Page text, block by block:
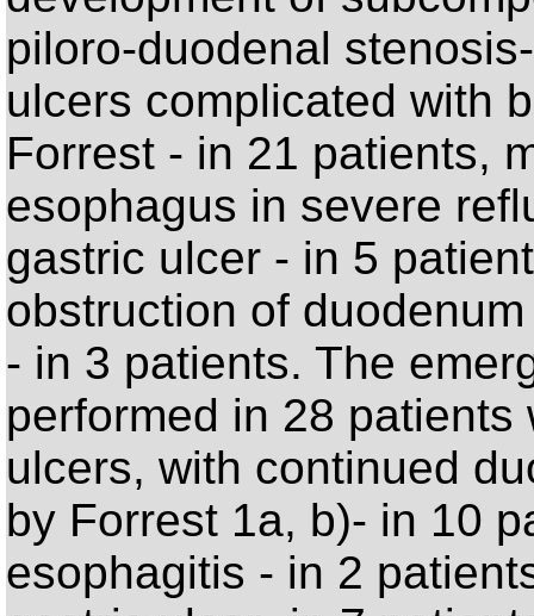
piloro-duodenal
ulcers complicated with
Forrest - in 21 patients,
esophagus in severe
gastric ulcer - in 5
obstruction of
- in 3 patients. The
performed in 28
ulcers, with continued
by Forrest 1a, b)- in 10
esophagitis - in 2